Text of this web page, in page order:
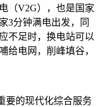
（V2G），也是国家
3分钟满电出发，同
不足时，换电站可以
给电网，削峰填谷，
要的现代化综合服务